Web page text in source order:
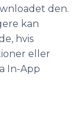
den.
kan
hvis
eller
In-App